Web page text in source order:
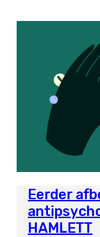
Eerder
HAMLETT